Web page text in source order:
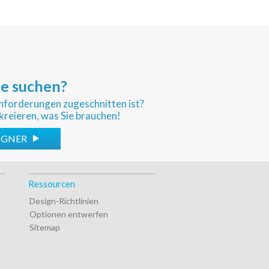
suchen?
zugeschnitten ist?
was Sie brauchen!
Ressourcen
Design-Richtlinien
Optionen entwerfen
Sitemap